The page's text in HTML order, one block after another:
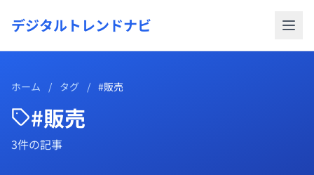
デジタルトレンドナビ
ホーム / タグ / #販売
#販売
3件の記事